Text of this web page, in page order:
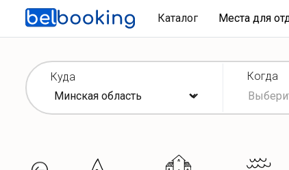
Каталог Места для
Куда Когда